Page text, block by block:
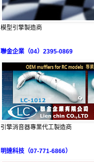
模型引擎製造商
聯金企業（04）2395-0869
引擎消音器專業代工製造商
明達科技（07-771-6866）